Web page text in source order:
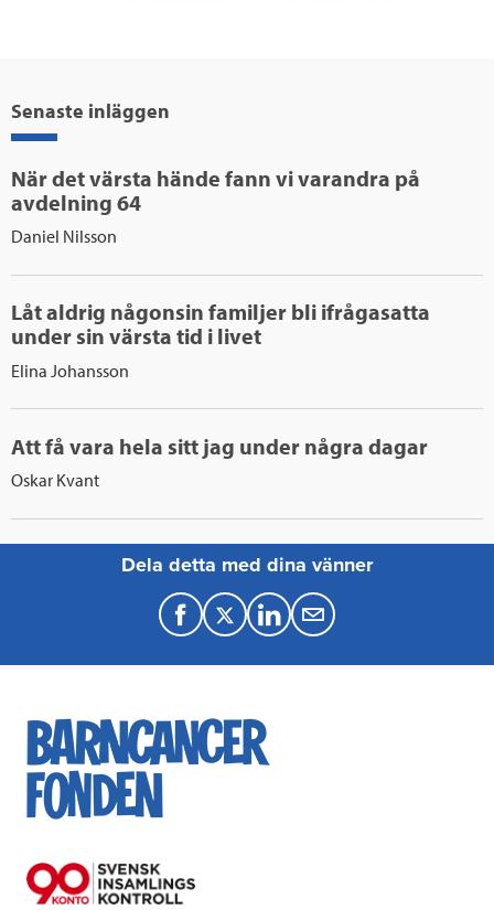
Senaste inläggen
När det värsta hände fann vi varandra på
avdelning 64
Daniel Nilsson
Låt aldrig någonsin familjer bli ifrågasatta
under sin värsta tid i livet
Elina Johansson
Att få vara hela sitt jag under några dagar
Oskar Kvant
Dela detta med dina vänner
F
a
e
o
T
w
t
L
i
M
a